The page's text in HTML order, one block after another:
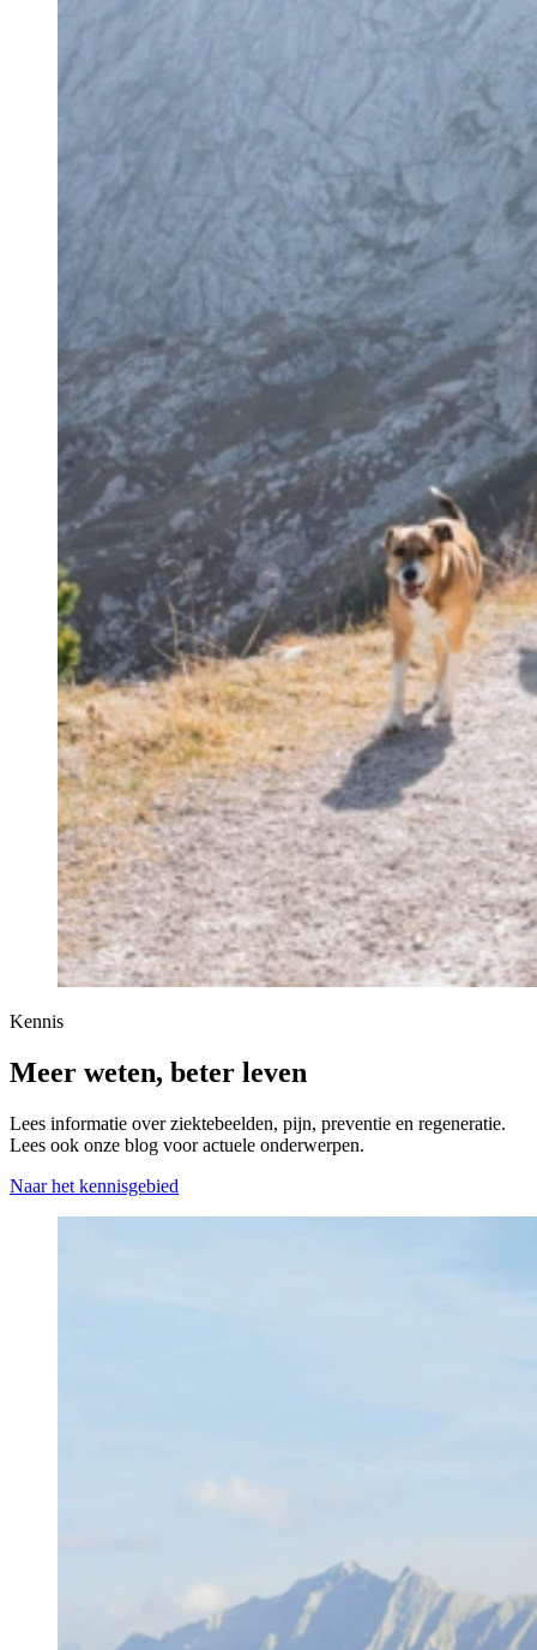
Kennis
Meer weten, beter leven
Lees informatie over ziektebeelden, pijn, preventie en regeneratie.
Lees ook onze blog voor actuele onderwerpen.
Naar het kennisgebied